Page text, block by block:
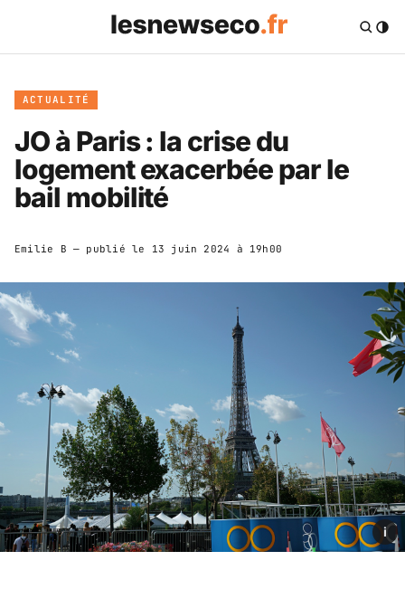
ACTUALITÉ
JO à Paris : la crise du
logement exacerbée par le
bail mobilité
Emilie B — publié le 13 juin 2024 à 19h00
i